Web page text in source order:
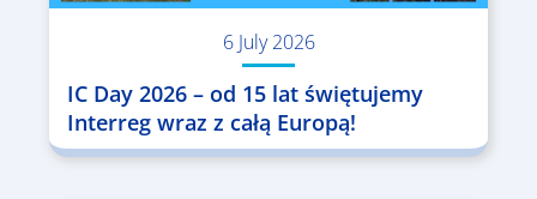
6 July 2026
IC Day 2026 – od 15 lat świętujemy
Interreg wraz z całą Europą!